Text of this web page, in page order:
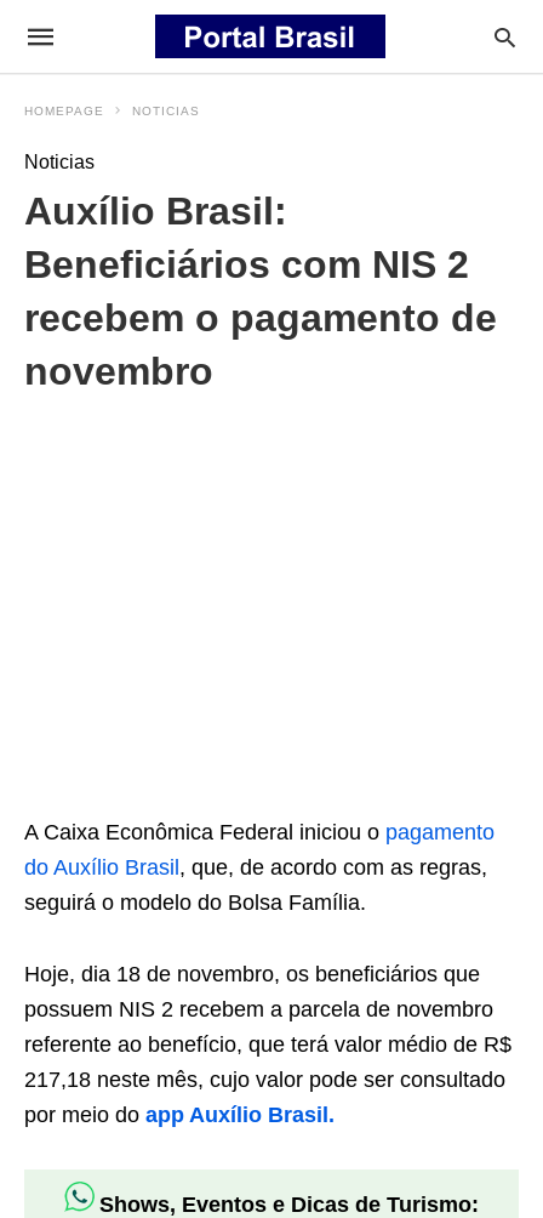
HOMEPAGE NOTICIAS
Noticias
Auxílio Brasil:
Beneficiários com NIS 2
recebem o pagamento de
novembro
A Caixa Econômica Federal iniciou o pagamento
do Auxílio Brasil , que, de acordo com as regras,
seguirá o modelo do Bolsa Família.
Hoje, dia 18 de novembro, os beneficiários que
possuem NIS 2 recebem a parcela de novembro
referente ao benefício, que terá valor médio de R$
217,18 neste mês, cujo valor pode ser consultado
por meio do app Auxílio Brasil.
Shows, Eventos e Dicas de Turismo: